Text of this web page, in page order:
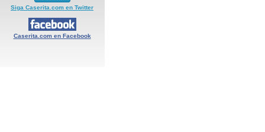
Siga Caserita.com en Twitter
Caserita.com en Facebook